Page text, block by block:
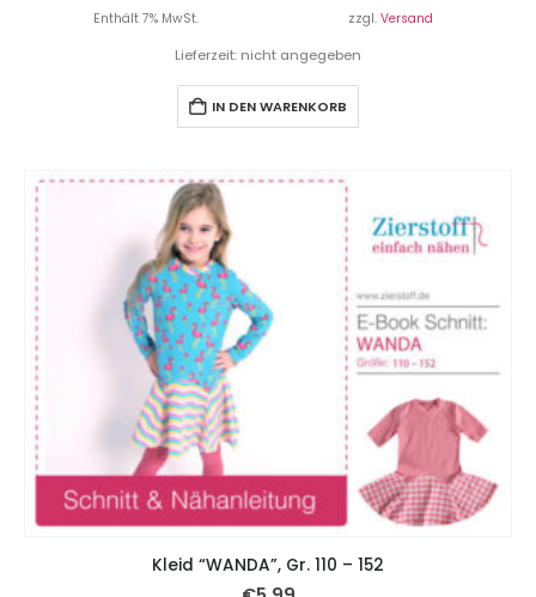
Enthält 7% MwSt. zzgl. Versand
Lieferzeit: nicht angegeben
IN DEN WARENKORB
Kleid “WANDA”, Gr. 110 – 152